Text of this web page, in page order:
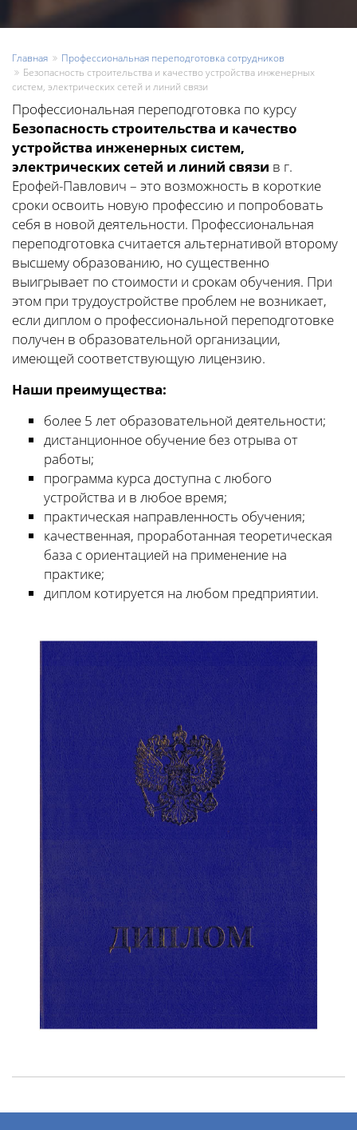
Главная
Профессиональная переподготовка сотрудников
Безопасность строительства и качество устройства инженерных
систем, электрических сетей и линий связи
Профессиональная переподготовка по курсу
Безопасность строительства и качество
устройства инженерных систем,
электрических сетей и линий связи в г.
Ерофей-Павлович – это возможность в короткие
сроки освоить новую профессию и попробовать
себя в новой деятельности. Профессиональная
переподготовка считается альтернативой второму
высшему образованию, но существенно
выигрывает по стоимости и срокам обучения. При
этом при трудоустройстве проблем не возникает,
если диплом о профессиональной переподготовке
получен в образовательной организации,
имеющей соответствующую лицензию.
Наши преимущества:
более 5 лет образовательной деятельности;
дистанционное обучение без отрыва от
работы;
программа курса доступна с любого
устройства и в любое время;
практическая направленность обучения;
качественная, проработанная теоретическая
база с ориентацией на применение на
практике;
диплом котируется на любом предприятии.